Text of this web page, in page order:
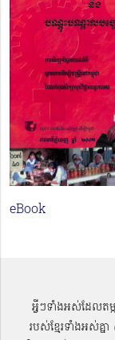
eBook
អ្វីៗទាំងអស់ដែលត
របស់ខ្មែរទាំងអស់គ្